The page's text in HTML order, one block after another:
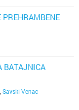
BATAJNICA
Savski Venac